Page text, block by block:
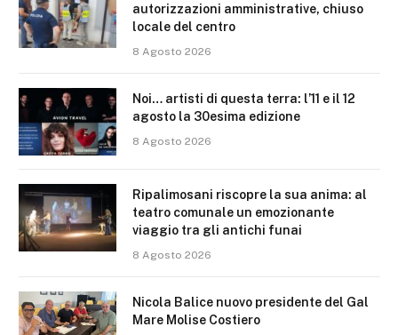
autorizzazioni amministrative, chiuso
locale del centro
8 Agosto 2026
Noi… artisti di questa terra: l’11 e il 12
agosto la 30esima edizione
8 Agosto 2026
Ripalimosani riscopre la sua anima: al
teatro comunale un emozionante
viaggio tra gli antichi funai
8 Agosto 2026
Nicola Balice nuovo presidente del Gal
Mare Molise Costiero